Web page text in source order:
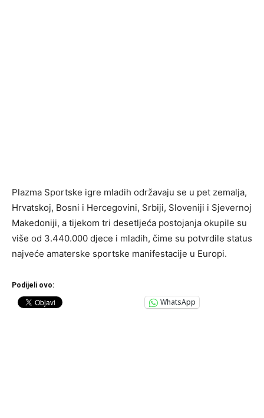
Plazma Sportske igre mladih održavaju se u pet zemalja,
Hrvatskoj, Bosni i Hercegovini, Srbiji, Sloveniji i Sjevernoj
Makedoniji, a tijekom tri desetljeća postojanja okupile su
više od 3.440.000 djece i mladih, čime su potvrdile status
najveće amaterske sportske manifestacije u Europi.
Podijeli ovo:
WhatsApp